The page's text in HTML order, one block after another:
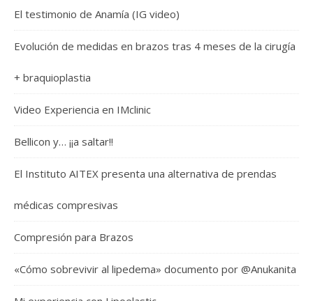
El testimonio de Anamía (IG video)
Evolución de medidas en brazos tras 4 meses de la cirugía
+ braquioplastia
Video Experiencia en IMclinic
Bellicon y… ¡¡a saltar!!
El Instituto AITEX presenta una alternativa de prendas
médicas compresivas
Compresión para Brazos
«Cómo sobrevivir al lipedema» documento por @Anukanita